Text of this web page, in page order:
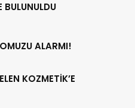
BULUNULDU
ALARMI!
KOZMETİK’E